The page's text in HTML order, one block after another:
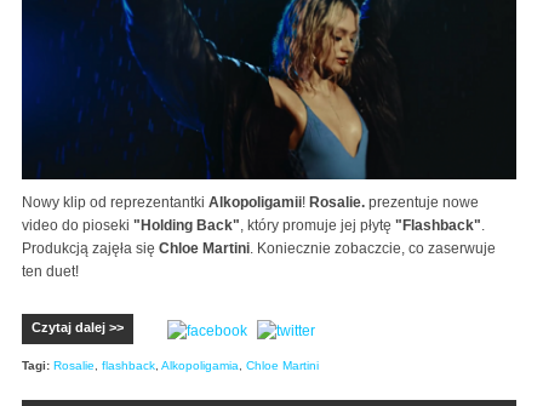
Nowy klip od reprezentantki Alkopoligamii! Rosalie. prezentuje nowe
video do pioseki "Holding Back", który promuje jej płytę "Flashback".
Produkcją zajęła się Chloe Martini. Koniecznie zobaczcie, co zaserwuje
ten duet!
Czytaj dalej >>
Tagi: Rosalie flashback Alkopoligamia Chloe Martini